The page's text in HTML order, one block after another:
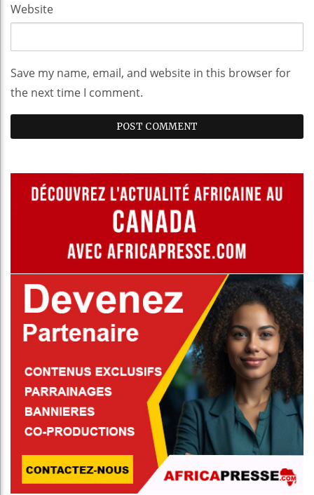
Website
Save my name, email, and website in this browser for
the next time I comment.